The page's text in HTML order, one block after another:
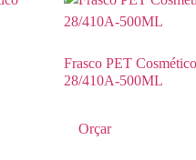
Frasco PET
28/410A-500ML
Orçar